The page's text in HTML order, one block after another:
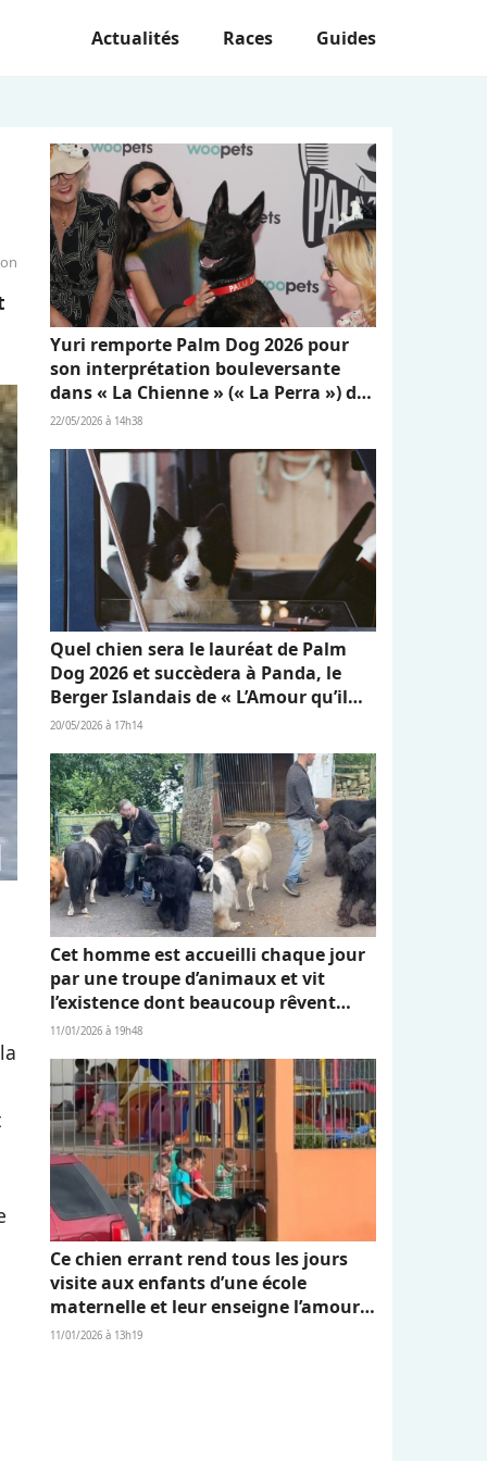
Actualités Races Guides
Yuri remporte Palm Dog 2026 pour
son interprétation bouleversante
dans « La Chienne » (« La Perra ») de
Dominga Sotomayor
22/05/2026 à 14h38
Quel chien sera le lauréat de Palm
Dog 2026 et succèdera à Panda, le
Berger Islandais de « L’Amour qu’il
nous reste » ?
20/05/2026 à 17h14
Cet homme est accueilli chaque jour
par une troupe d’animaux et vit
l’existence dont beaucoup rêvent
(vidéo)
11/01/2026 à 19h48
Ce chien errant rend tous les jours
visite aux enfants d’une école
maternelle et leur enseigne l’amour
et l’empathie (vidéo)
11/01/2026 à 13h19